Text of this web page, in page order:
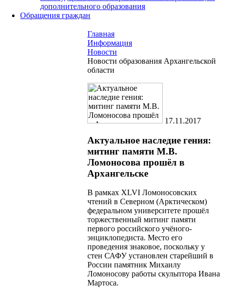
дополнительного образования
Обращения граждан
Главная
Информация
Новости
Новости образования Архангельской
области
17.11.2017
Актуальное наследие гения:
митинг памяти М.В.
Ломоносова прошёл в
Архангельске
В рамках XLVI Ломоносовских
чтений в Северном (Арктическом)
федеральном университете прошёл
торжественный митинг памяти
первого российского учёного-
энциклопедиста. Место его
проведения знаковое, поскольку у
стен САФУ установлен старейший в
России памятник Михаилу
Ломоносову работы скульптора Ивана
Мартоса.